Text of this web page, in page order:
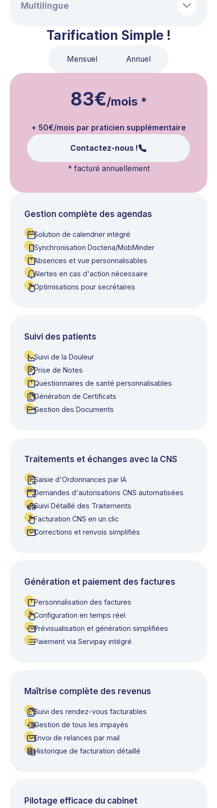
Multilingue
Tarification Simple !
Mensuel Annuel
83€/mois *
+ 50€/mois par praticien supplémentaire
Contactez-nous !
* facturé annuellement
Gestion complète des agendas
Solution de calendrier intégré
Synchronisation Doctena/MobMinder
Absences et vue personnalisables
Alertes en cas d'action nécessaire
Optimisations pour secrétaires
Suivi des patients
Suivi de la Douleur
Prise de Notes
Questionnaires de santé personnalisables
Génération de Certificats
Gestion des Documents
Traitements et échanges avec la CNS
Saisie d'Ordonnances par IA
Demandes d'autorisations CNS automatisées
Suivi Détaillé des Traitements
Facturation CNS en un clic
Corrections et renvois simplifiés
Génération et paiement des factures
Personnalisation des factures
Configuration en temps réel
Prévisualisation et génération simplifiées
Paiement via Servipay intégré
Maîtrise complète des revenus
Suivi des rendez-vous facturables
Gestion de tous les impayés
Envoi de relances par mail
Historique de facturation détaillé
Pilotage efficace du cabinet